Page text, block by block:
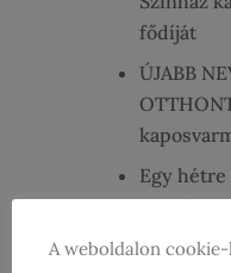
fődíját
ÚJABB
Egy hétre
jubilál a
–
A weboldalon